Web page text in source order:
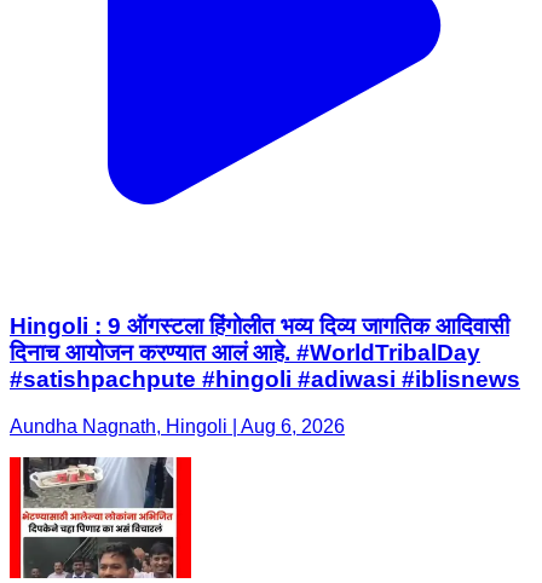
Hingoli : 9 ऑगस्टला हिंगोलीत भव्य दिव्य जागतिक आदिवासी
दिनाच आयोजन करण्यात आलं आहे. #WorldTribalDay
#satishpachpute #hingoli #adiwasi #iblisnews
Aundha Nagnath, Hingoli | Aug 6, 2026